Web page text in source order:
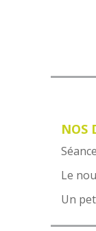
NOS
Le
Un